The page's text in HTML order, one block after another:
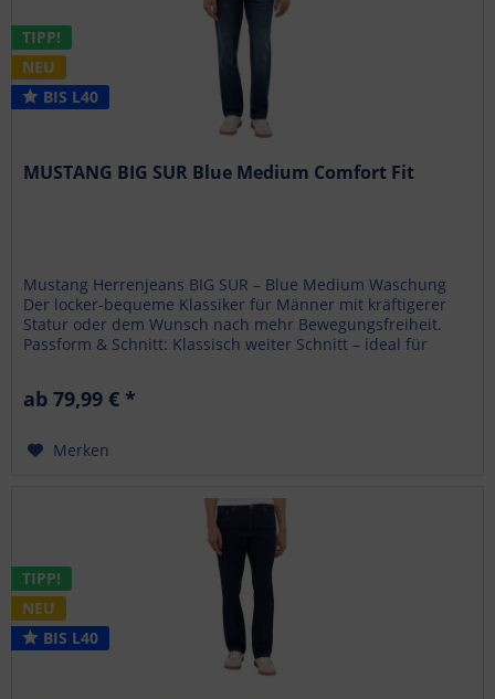
TIPP!
NEU
BIS L40
MUSTANG BIG SUR Blue Medium Comfort Fit
Mustang Herrenjeans BIG SUR – Blue Medium Waschung
Der locker-bequeme Klassiker für Männer mit kräftigerer
Statur oder dem Wunsch nach mehr Bewegungsfreiheit.
Passform & Schnitt: Klassisch weiter Schnitt – ideal für
ab 79,99 € *
Merken
TIPP!
NEU
BIS L40